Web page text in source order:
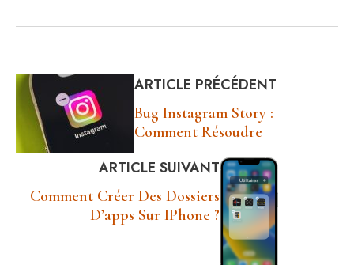
ARTICLE PRÉCÉDENT
Bug Instagram Story :
Comment Résoudre
ARTICLE SUIVANT
Comment Créer Des Dossiers
D’apps Sur IPhone ?